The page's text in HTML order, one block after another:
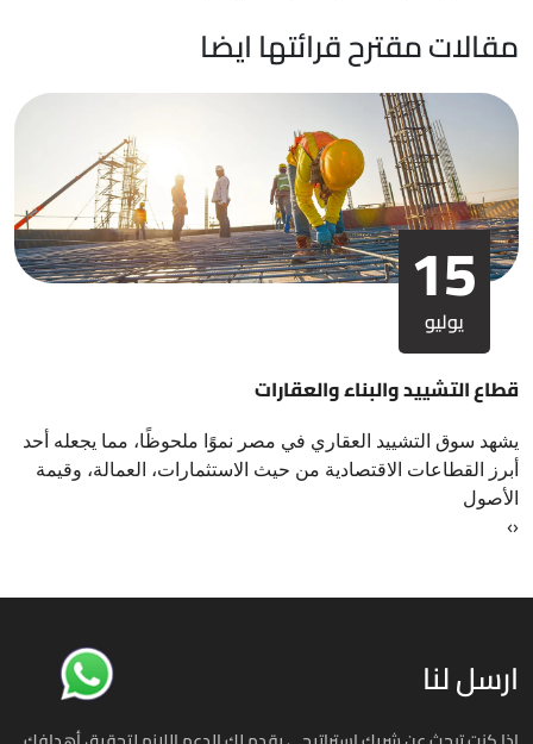
مقالات مقترح قرائتها ايضا
15
يوليو
قطاع التشييد والبناء والعقارات
يشهد سوق التشييد العقاري في مصر نموًا ملحوظًا، مما يجعله أحد
أبرز القطاعات الاقتصادية من حيث الاستثمارات، العمالة، وقيمة
الأصول
‹
›
ارسل لنا